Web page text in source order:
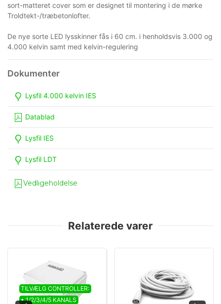
sort-matteret cover som er designet til montering i de mørke
Troldtekt-/træbetonlofter.
De nye sorte LED lysskinner fås i 60 cm. i henholdsvis 3.000 og
4.000 kelvin samt med kelvin-regulering
Lysfil 4.000 kelvin IES
Datablad
Lysfil IES
Lysfil LDT
Vedligeholdelse
Relaterede varer
TILVÆLG CONTROLLER:
• 1/2/3/4/5 KANALS